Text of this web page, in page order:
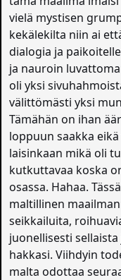
vielä mystisen
kekälekilta niin ai
dialogia ja
ja nauroin
oli yksi
välittömästi yksi
Tämähän on ihan
loppuun saakka
laisinkaan mikä oli
kutkuttavaa koska
osassa. Hahaa.
maltillinen
seikkailuita,
juonellisesti
hakkasi. Viihdyin
malta odottaa